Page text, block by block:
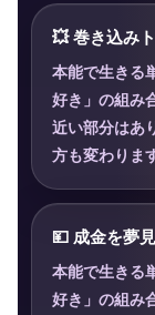
💥巻き込み
本能で生きる
好き」の組み
近い部分はあ
方も変わりま
💴 成金を夢
本能で生きる
好き」の組み